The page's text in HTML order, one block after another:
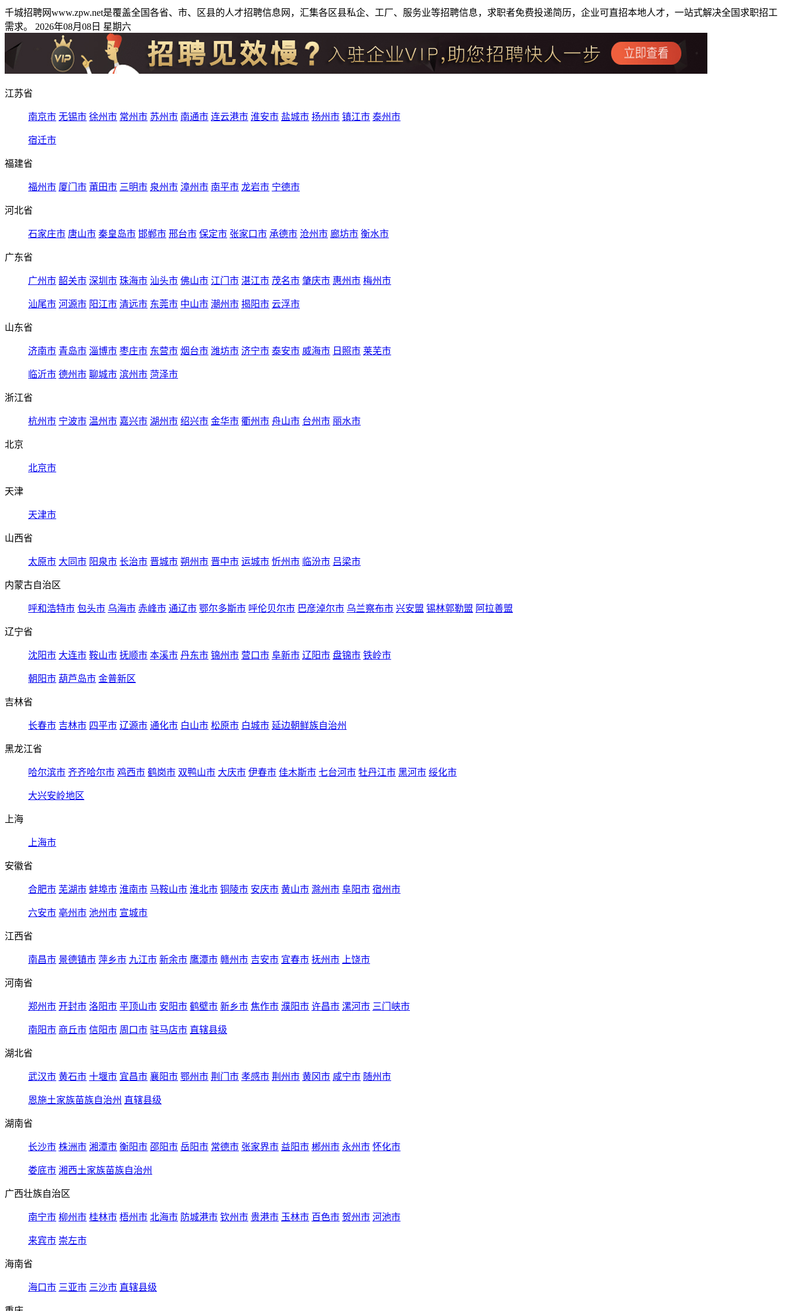
千城招聘网www.zpw.net是覆盖全国各省、市、区县的人才招聘信息网，汇集各区县私企、工厂、服务业等招聘信息，求职者免费投递简历，企业可直招本地人才，一站式解决全国求职招工
需求。 2026年08月08日 星期六
江苏省
南京市 无锡市 徐州市 常州市 苏州市 南通市 连云港市 淮安市 盐城市 扬州市 镇江市 泰州市
宿迁市
福建省
福州市 厦门市 莆田市 三明市 泉州市 漳州市 南平市 龙岩市 宁德市
河北省
石家庄市 唐山市 秦皇岛市 邯郸市 邢台市 保定市 张家口市 承德市 沧州市 廊坊市 衡水市
广东省
广州市 韶关市 深圳市 珠海市 汕头市 佛山市 江门市 湛江市 茂名市 肇庆市 惠州市 梅州市
汕尾市 河源市 阳江市 清远市 东莞市 中山市 潮州市 揭阳市 云浮市
山东省
济南市 青岛市 淄博市 枣庄市 东营市 烟台市 潍坊市 济宁市 泰安市 威海市 日照市 莱芜市
临沂市 德州市 聊城市 滨州市 菏泽市
浙江省
杭州市 宁波市 温州市 嘉兴市 湖州市 绍兴市 金华市 衢州市 舟山市 台州市 丽水市
北京
北京市
天津
天津市
山西省
太原市 大同市 阳泉市 长治市 晋城市 朔州市 晋中市 运城市 忻州市 临汾市 吕梁市
内蒙古自治区
呼和浩特市 包头市 乌海市 赤峰市 通辽市 鄂尔多斯市 呼伦贝尔市 巴彦淖尔市 乌兰察布市 兴安盟 锡林郭勒盟 阿拉善盟
辽宁省
沈阳市 大连市 鞍山市 抚顺市 本溪市 丹东市 锦州市 营口市 阜新市 辽阳市 盘锦市 铁岭市
朝阳市 葫芦岛市 金普新区
吉林省
长春市 吉林市 四平市 辽源市 通化市 白山市 松原市 白城市 延边朝鲜族自治州
黑龙江省
哈尔滨市 齐齐哈尔市 鸡西市 鹤岗市 双鸭山市 大庆市 伊春市 佳木斯市 七台河市 牡丹江市 黑河市 绥化市
大兴安岭地区
上海
上海市
安徽省
合肥市 芜湖市 蚌埠市 淮南市 马鞍山市 淮北市 铜陵市 安庆市 黄山市 滁州市 阜阳市 宿州市
六安市 亳州市 池州市 宣城市
江西省
南昌市 景德镇市 萍乡市 九江市 新余市 鹰潭市 赣州市 吉安市 宜春市 抚州市 上饶市
河南省
郑州市 开封市 洛阳市 平顶山市 安阳市 鹤壁市 新乡市 焦作市 濮阳市 许昌市 漯河市 三门峡市
南阳市 商丘市 信阳市 周口市 驻马店市 直辖县级
湖北省
武汉市 黄石市 十堰市 宜昌市 襄阳市 鄂州市 荆门市 孝感市 荆州市 黄冈市 咸宁市 随州市
恩施土家族苗族自治州 直辖县级
湖南省
长沙市 株洲市 湘潭市 衡阳市 邵阳市 岳阳市 常德市 张家界市 益阳市 郴州市 永州市 怀化市
娄底市 湘西土家族苗族自治州
广西壮族自治区
南宁市 柳州市 桂林市 梧州市 北海市 防城港市 钦州市 贵港市 玉林市 百色市 贺州市 河池市
来宾市 崇左市
海南省
海口市 三亚市 三沙市 直辖县级